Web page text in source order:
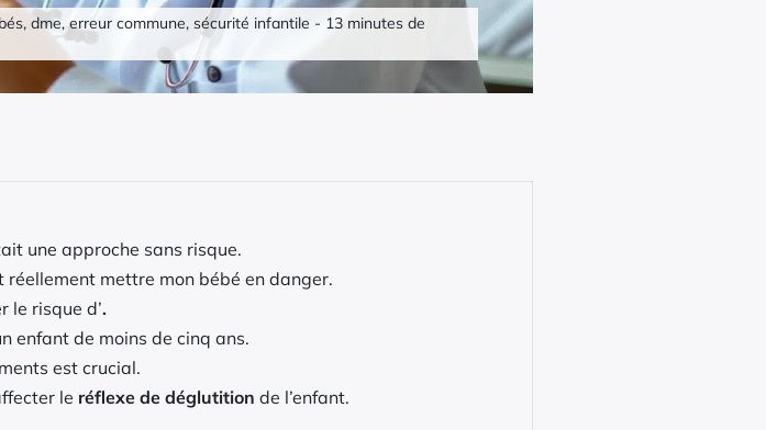
dme, erreur commune, sécurité infantile - 13 minutes de
une approche sans risque.
réellement mettre mon bébé en danger.
le risque d’.
enfant de moins de cinq ans.
est crucial.
le réflexe de déglutition de l’enfant.